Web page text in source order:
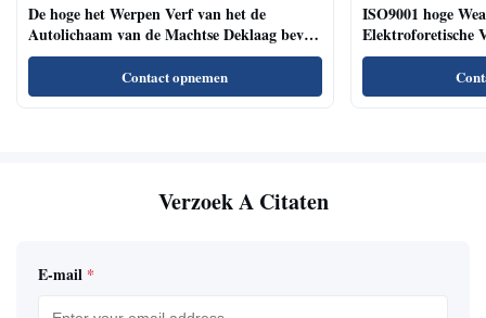
De hoge het Werpen Verf van het de
Autolichaam van de Machtse Deklaag bevat
geen Heavy metal
Contact opnemen
ISO9001 hoge
Elektroforetische
Bedrijfsvoertuigen
Verzoek A Citaten
E-mail *